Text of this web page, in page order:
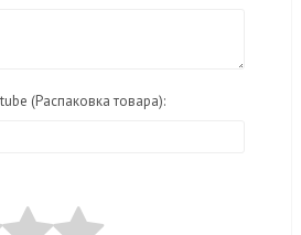
(Распаковка товара):